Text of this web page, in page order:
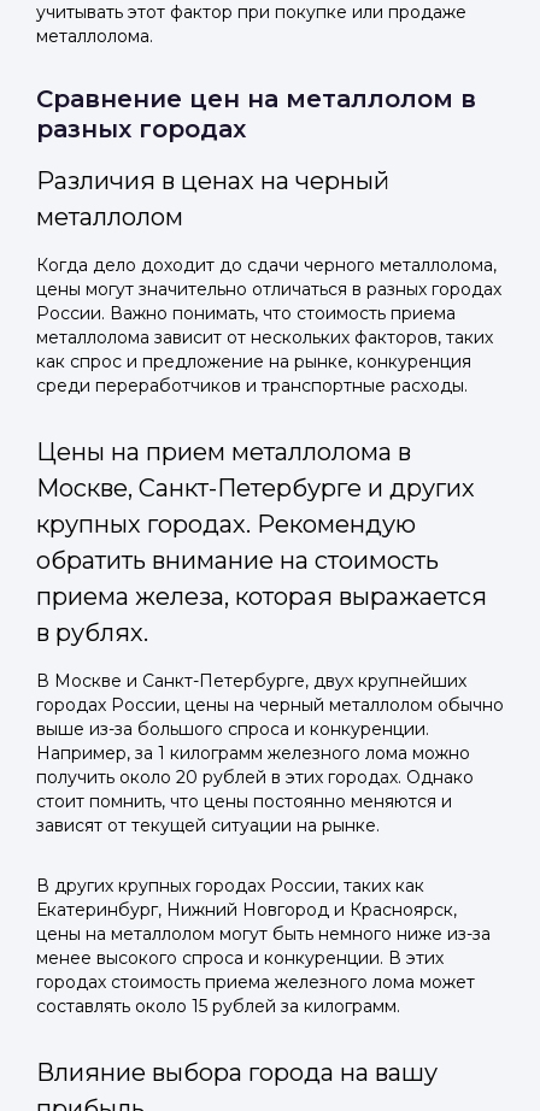
учитывать этот фактор при покупке или продаже
металлолома.
Сравнение цен на металлолом в
разных городах
Различия в ценах на черный
металлолом
Когда дело доходит до сдачи черного металлолома,
цены могут значительно отличаться в разных городах
России. Важно понимать, что стоимость приема
металлолома зависит от нескольких факторов, таких
как спрос и предложение на рынке, конкуренция
среди переработчиков и транспортные расходы.
Цены на прием металлолома в
Москве, Санкт-Петербурге и других
крупных городах. Рекомендую
обратить внимание на стоимость
приема железа, которая выражается
в рублях.
В Москве и Санкт-Петербурге, двух крупнейших
городах России, цены на черный металлолом обычно
выше из-за большого спроса и конкуренции.
Например, за 1 килограмм железного лома можно
получить около 20 рублей в этих городах. Однако
стоит помнить, что цены постоянно меняются и
зависят от текущей ситуации на рынке.
В других крупных городах России, таких как
Екатеринбург, Нижний Новгород и Красноярск,
цены на металлолом могут быть немного ниже из-за
менее высокого спроса и конкуренции. В этих
городах стоимость приема железного лома может
составлять около 15 рублей за килограмм.
Влияние выбора города на вашу